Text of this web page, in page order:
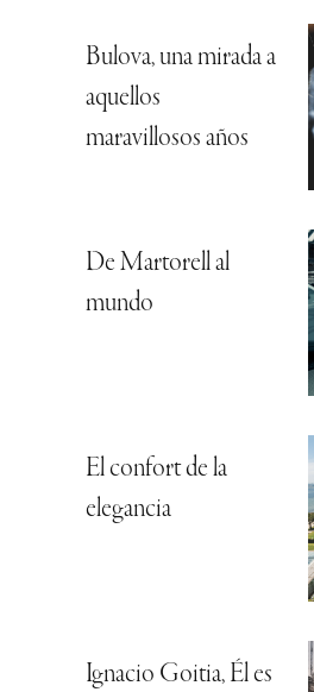
Bulova, una mirada a
aquellos
maravillosos años
De Martorell al
mundo
El confort de la
elegancia
Ignacio Goitia, Él es